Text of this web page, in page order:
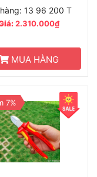
An Toàn
13 96 200 T
2.310.000₫
MUA HÀNG
7%